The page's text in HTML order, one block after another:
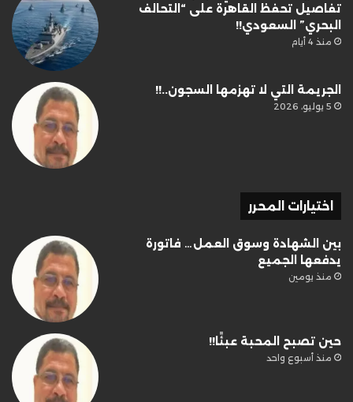
تفاصيل تحفظ القاهرة على “التحالف
البحري” السعودي!!
منذ 4 أيام
الجريمة التي لا تهزمها السجون..!!
5 يوليو، 2026
اختيارات المحرر
بين الشهادة وسوق العمل… فاتورة
يدفعها الجميع
منذ يومين
حين تصبح المحبة عبئًا!!
منذ أسبوع واحد